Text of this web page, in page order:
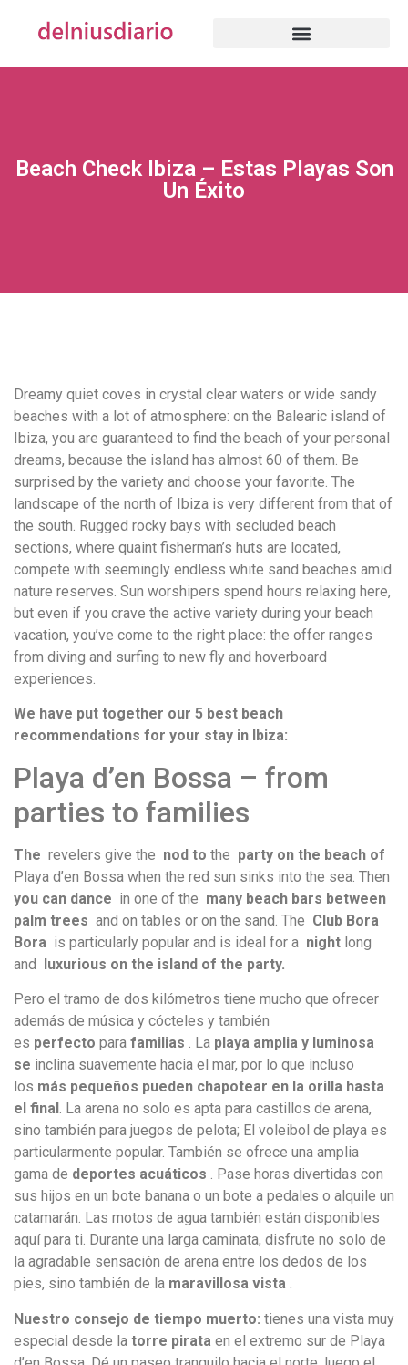
Beach Check Ibiza – Estas Playas Son
Un Éxito
Dreamy quiet coves in crystal clear waters or wide sandy
beaches with a lot of atmosphere: on the Balearic island of
Ibiza, you are guaranteed to find the beach of your personal
dreams, because the island has almost 60 of them. Be
surprised by the variety and choose your favorite. The
landscape of the north of Ibiza is very different from that of
the south. Rugged rocky bays with secluded beach
sections, where quaint fisherman’s huts are located,
compete with seemingly endless white sand beaches amid
nature reserves. Sun worshipers spend hours relaxing here,
but even if you crave the active variety during your beach
vacation, you’ve come to the right place: the offer ranges
from diving and surfing to new fly and hoverboard
experiences.
We have put together our 5 best beach
recommendations for your stay in Ibiza:
Playa d’en Bossa – from
parties to families
The revelers give the nod to the party on the beach of
Playa d’en Bossa when the red sun sinks into the sea. Then
you can dance in one of the many beach bars between
palm trees and on tables or on the sand. The Club Bora
Bora is particularly popular and is ideal for a night long
and luxurious on the island of the party.
Pero el tramo de dos kilómetros tiene mucho que ofrecer
además de música y cócteles y también
es perfecto para familias . La playa amplia y luminosa
se inclina suavemente hacia el mar, por lo que incluso
los más pequeños pueden chapotear en la orilla hasta
el final . La arena no solo es apta para castillos de arena,
sino también para juegos de pelota; El voleibol de playa es
particularmente popular. También se ofrece una amplia
gama de deportes acuáticos . Pase horas divertidas con
sus hijos en un bote banana o un bote a pedales o alquile un
catamarán. Las motos de agua también están disponibles
aquí para ti. Durante una larga caminata, disfrute no solo de
la agradable sensación de arena entre los dedos de los
pies, sino también de la maravillosa vista .
Nuestro consejo de tiempo muerto: tienes una vista muy
especial desde la torre pirata en el extremo sur de Playa